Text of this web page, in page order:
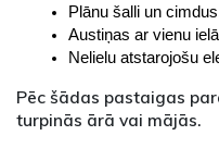
Plānu šalli un
Austiņas ar vienu
Nelielu atstarojošu
Pēc šādas pastaigas
turpinās ārā vai mājās.